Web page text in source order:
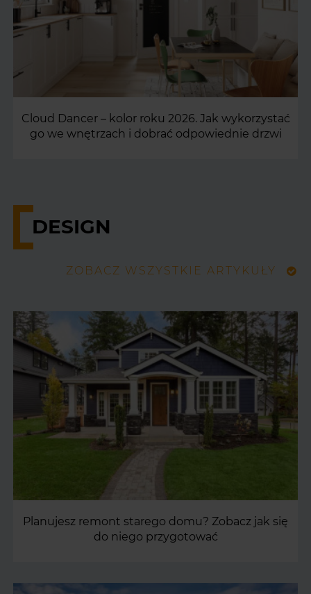
Cloud Dancer – kolor roku 2026. Jak wykorzystać
go we wnętrzach i dobrać odpowiednie drzwi
DESIGN
ZOBACZ WSZYSTKIE ARTYKUŁY
Planujesz remont starego domu? Zobacz jak się
do niego przygotować